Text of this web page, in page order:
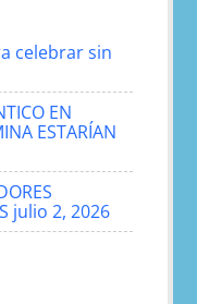
celebrar sin
EN
ESTARÍAN
julio 2, 2026